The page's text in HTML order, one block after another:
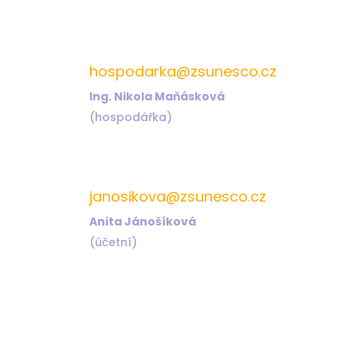
hospodarka@zsunesco.cz
Ing. Nikola Maňásková
(hospodářka)
janosikova@zsunesco.cz
Anita Jánošíková
(účetní)